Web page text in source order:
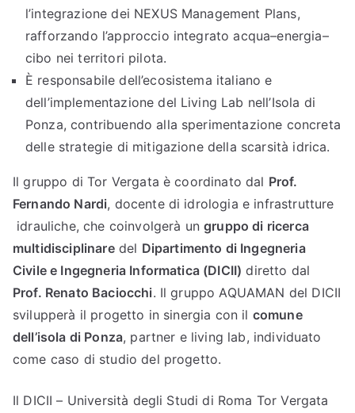
l’integrazione dei NEXUS Management Plans,
rafforzando l’approccio integrato acqua–energia–
cibo nei territori pilota.
È responsabile dell’ecosistema italiano e
dell’implementazione del Living Lab nell’Isola di
Ponza, contribuendo alla sperimentazione concreta
delle strategie di mitigazione della scarsità idrica.
Il gruppo di Tor Vergata è coordinato dal Prof.
Fernando Nardi, docente di idrologia e infrastrutture
idrauliche, che coinvolgerà ungruppo di ricerca
multidisciplinaredel Dipartimento di Ingegneria
Civile e Ingegneria Informatica (DICII) diretto dal
Prof. Renato Baciocchi. Il gruppo AQUAMAN del DICII
svilupperà il progetto in sinergia con il comune
dell’isola di Ponza, partner e living lab, individuato
come caso di studio del progetto.
Il DICII – Università degli Studi di Roma Tor Vergata